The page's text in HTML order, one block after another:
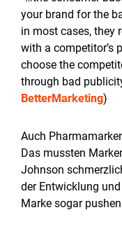
your brand for the
in most cases, they
with a competitor’s
choose the
through bad
BetterMarketing)
Auch
Das mussten
Johnson
der Entwicklung
Marke sogar